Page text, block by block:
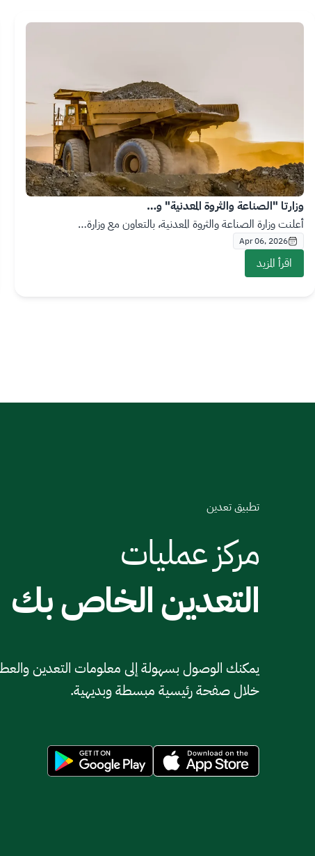
Image
وزارتا "الصناعة والثروة المعدنية" و…
أعلنت وزارة الصناعة والثروة المعدنية، بالتعاون مع وزارة…
Apr 06, 2026
اقرأ المزيد
تطبيق تعدين
مركز عمليات
التعدين الخاص بك
يمكنك الوصول بسهولة إلى معلومات التعدين
خلال صفحة رئيسية مبسطة وبديهية.